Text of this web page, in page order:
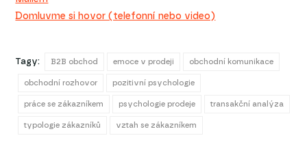
Domluvme si hovor (telefonní nebo video)
Tagy: B2B obchod emoce v prodeji obchodní komunikace
obchodní rozhovor pozitivní psychologie
práce se zákazníkem psychologie prodeje transakční analýza
typologie zákazníků vztah se zákazníkem